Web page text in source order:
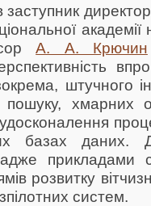
академії
А. А. Крючин
штучного
пошуку, хмарних
базах даних.
адже прикладами
розвитку
систем.